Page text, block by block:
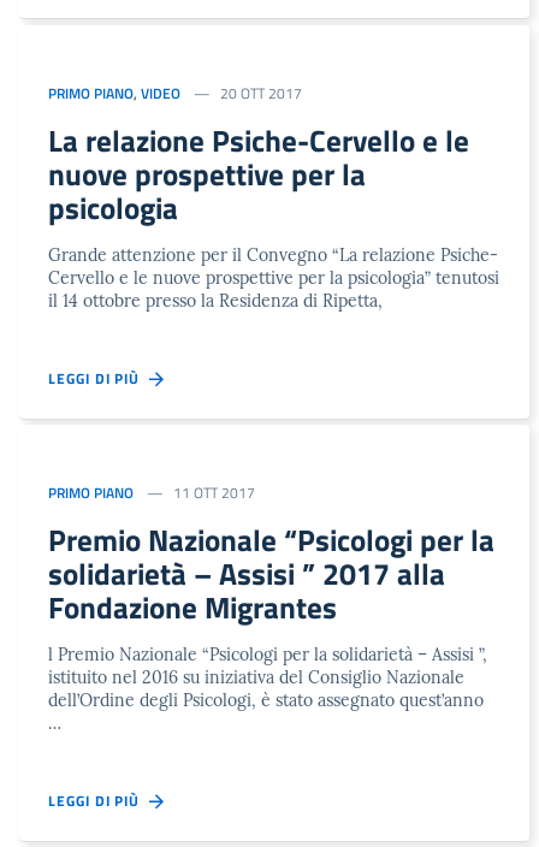
PRIMO PIANO,VIDEO 20 OTT 2017
La relazione Psiche-Cervello e le
nuove prospettive per la
psicologia
Grande attenzione per il Convegno “La relazione Psiche-
Cervello e le nuove prospettive per la psicologia” tenutosi
il 14 ottobre presso la Residenza di Ripetta,
LEGGI DI PIÙ
PRIMO PIANO 11 OTT 2017
Premio Nazionale “Psicologi per la
solidarietà – Assisi ” 2017 alla
Fondazione Migrantes
l Premio Nazionale “Psicologi per la solidarietà – Assisi ”,
istituito nel 2016 su iniziativa del Consiglio Nazionale
dell’Ordine degli Psicologi, è stato assegnato quest’anno
…
LEGGI DI PIÙ